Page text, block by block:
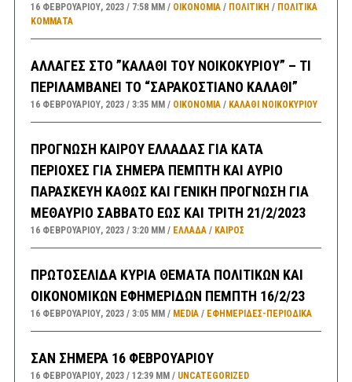
16 ΦΕΒΡΟΥΑΡΊΟΥ, 2023 7:58 ΜΜ ΟΙΚΟΝΟΜΙΑ/ ΠΟΛΙΤΙΚΗ / ΠΟΛΙΤΙΚΆ
ΚΌΜΜΑΤΑ
ΑΛΛΑΓΕΣ ΣΤΟ ”ΚΑΛΑΘΙ ΤΟΥ ΝΟΙΚΟΚΥΡΙΟΥ” – ΤΙ
ΠΕΡΙΛΑΜΒΑΝΕΙ ΤΟ “ΣΑΡΑΚΟΣΤΙΑΝΟ ΚΑΛΑΘΙ”
16 ΦΕΒΡΟΥΑΡΊΟΥ, 2023 3:35 ΜΜ ΟΙΚΟΝΟΜΙΑ/ ΚΑΛΑΘΙ ΝΟΙΚΟΚΥΡΙΟΥ
ΠΡΟΓΝΩΣΗ ΚΑΙΡΟΥ ΕΛΛΑΔΑΣ ΓΙΑ ΚΑΤΑ
ΠΕΡΙΟΧΕΣ ΓΙΑ ΣΗΜΕΡΑ ΠΕΜΠΤΗ ΚΑΙ ΑΥΡΙΟ
ΠΑΡΑΣΚΕΥΗ ΚΑΘΩΣ ΚΑΙ ΓΕΝΙΚΗ ΠΡΟΓΝΩΣΗ ΓΙΑ
ΜΕΘΑΥΡΙΟ ΣΑΒΒΑΤΟ ΕΩΣ ΚΑΙ ΤΡΙΤΗ 21/2/2023
16 ΦΕΒΡΟΥΑΡΊΟΥ, 2023 3:20 ΜΜ ΕΛΛΑΔA/ ΚΑΙΡΌΣ
ΠΡΩΤΟΣΕΛΙΔΑ ΚΥΡΙΑ ΘΕΜΑΤΑ ΠΟΛΙΤΙΚΩΝ ΚΑΙ
ΟΙΚΟΝΟΜΙΚΩΝ ΕΦΗΜΕΡΙΔΩΝ ΠΕΜΠΤΗ 16/2/23
16 ΦΕΒΡΟΥΑΡΊΟΥ, 2023 3:05 ΜΜ MEDIA/ ΕΦΗΜΕΡΊΔΕΣ-ΠΕΡΙΟΔΙΚΆ
ΣΑΝ ΣΗΜΕΡΑ 16 ΦΕΒΡΟΥΑΡΙΟΥ
16 ΦΕΒΡΟΥΑΡΊΟΥ, 2023 12:39 ΜΜ UNCATEGORIZED